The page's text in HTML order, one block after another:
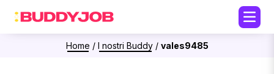
Home / I nostri Buddy/ vales9485